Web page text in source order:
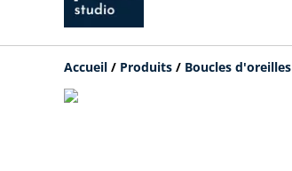
Accueil / Produits / Boucles d'oreilles